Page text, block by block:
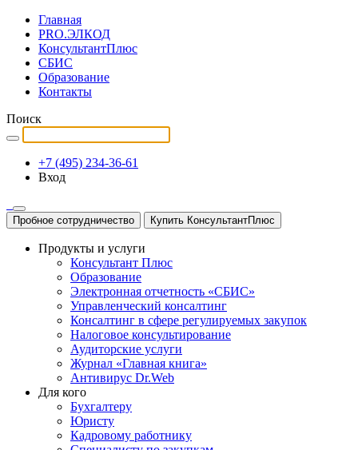
Главная
PRO.ЭЛКОД
КонсультантПлюс
СБИС
Образование
Контакты
Поиск
+7 (495) 234-36-61
Вход
Пробное сотрудничество Купить КонсультантПлюс
Продукты и услуги
Консультант Плюс
Образование
Электронная отчетность «СБИС»
Управленческий консалтинг
Консалтинг в сфере регулируемых закупок
Налоговое консультирование
Аудиторские услуги
Журнал «Главная книга»
Антивирус Dr.Web
Для кого
Бухгалтеру
Юристу
Кадровому работнику